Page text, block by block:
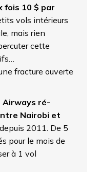
fois 10 $ par
vols intérieurs
mais rien
cette
fracture ouverte
Airways ré-
Nairobi et
2011. De 5
pour le mois de
à 1 vol